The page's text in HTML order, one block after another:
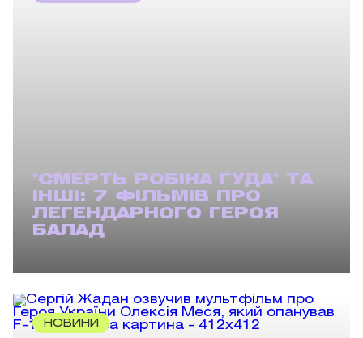
"СМЕРТЬ РОБІНА ГУДА" ТА
ІНШІ: 7 ФІЛЬМІВ ПРО
ЛЕГЕНДАРНОГО ГЕРОЯ
БАЛАД
НОВИНИ